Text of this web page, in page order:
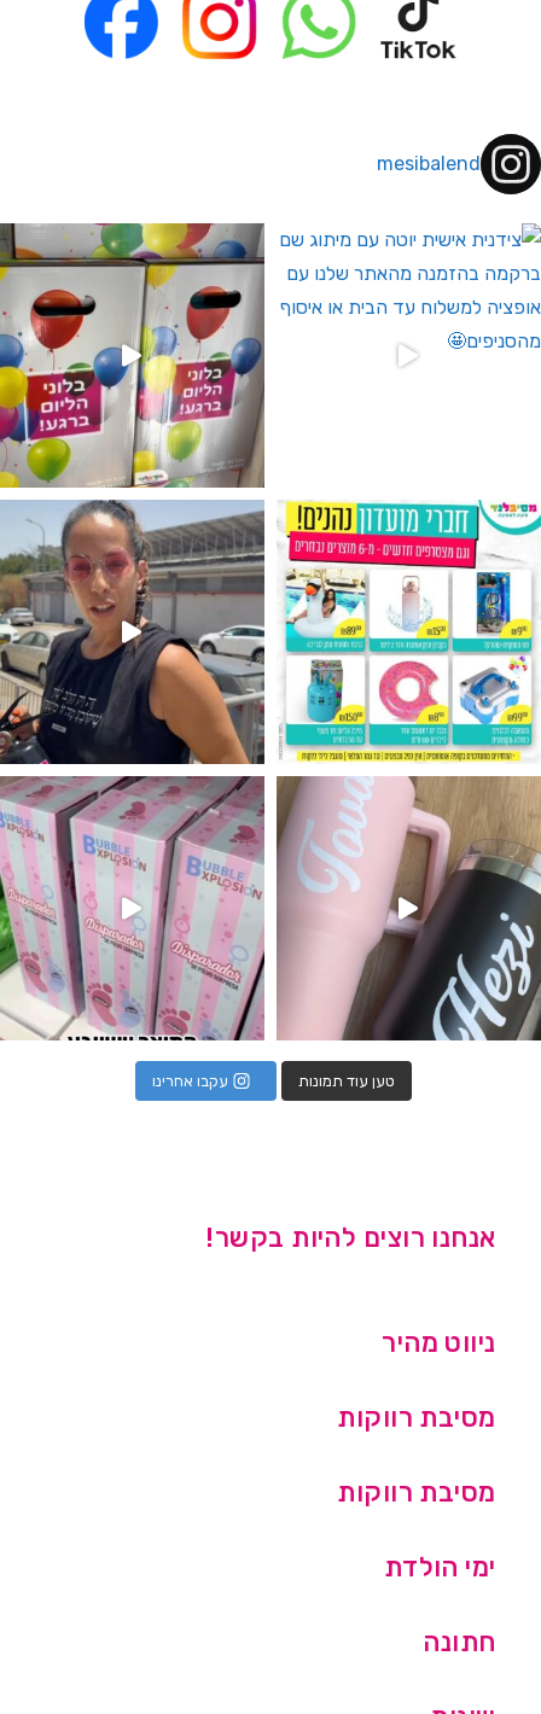
mesibalend
לחברי מועדון ומצטרפים חדשים🤍
מין העובר רק במסיבלנד !! קיים
מטף לגילוי מין העובר חזר למלא
טען עוד תמונות עקבו אחרינו
אנחנו רוצים להיות בקשר!
ניווט מהיר
מסיבת רווקות
מסיבת רווקות
ימי הולדת
חתונה